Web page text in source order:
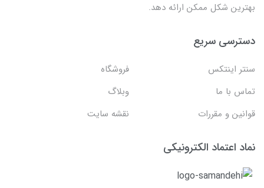
بهترین شکل ممکن ارائه دهد.
دسترسی سریع
سنتر اینتکس
فروشگاه
تماس با ما
وبلاگ
قوانین و مقررات
نقشه سایت
نماد اعتماد الکترونیکی